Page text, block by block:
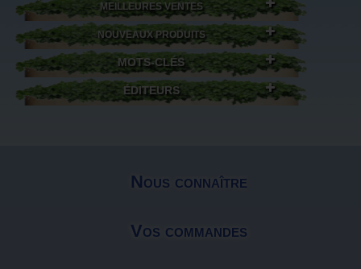
MEILLEURES VENTES
NOUVEAUX PRODUITS
MOTS-CLÉS
ÉDITEURS
Nous connaître
Vos commandes